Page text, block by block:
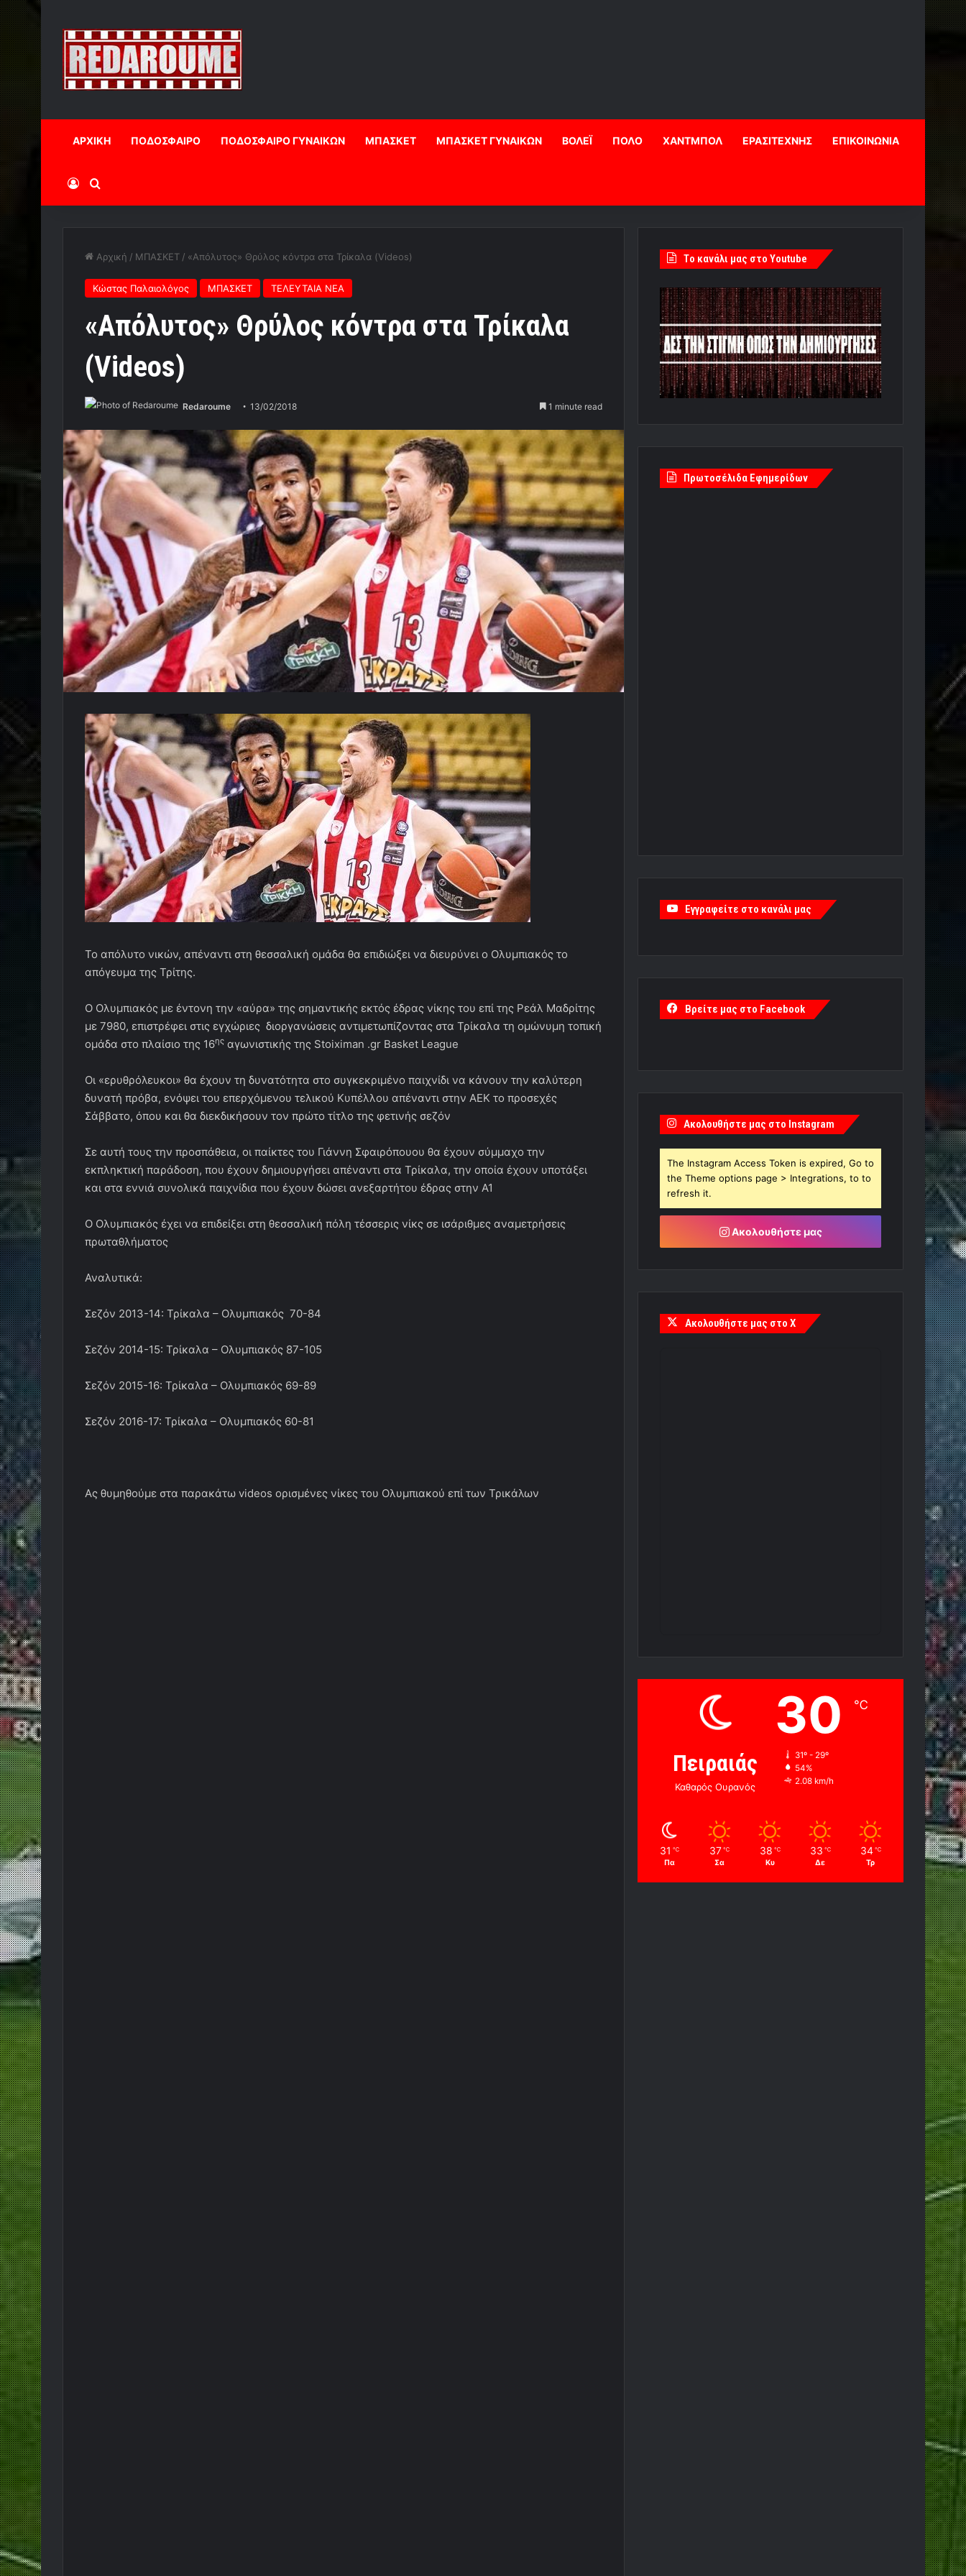
ΑΡΧΙΚΗ ΠΟΔΟΣΦΑΙΡΟ ΠΟΔΟΣΦΑΙΡΟ ΓΥΝΑΙΚΩΝ ΜΠΑΣΚΕΤ ΜΠΑΣΚΕΤ ΓΥΝΑΙΚΩΝ ΒΟΛΕΪ ΠΟΛΟ ΧΑΝΤΜΠΟΛ ΕΡΑΣΙΤΕΧΝΗΣ ΕΠΙΚΟΙΝΩΝΙΑ
Log InΑναζήτηση
Αρχική / ΜΠΑΣΚΕΤ / «Απόλυτος» Θρύλος κόντρα στα Τρίκαλα (Videos)
Κώστας Παλαιολόγος ΜΠΑΣΚΕΤ ΤΕΛΕΥΤΑΙΑ ΝΕΑ
«Απόλυτος» Θρύλος κόντρα στα Τρίκαλα
(Videos)
Redaroume 13/02/2018 1 minute read
Το απόλυτο νικών, απέναντι στη θεσσαλική ομάδα θα επιδιώξει να διευρύνει ο Ολυμπιακός το
απόγευμα της Τρίτης.
Ο Ολυμπιακός με έντονη την «αύρα» της σημαντικής εκτός έδρας νίκης του επί της Ρεάλ Μαδρίτης
με 7980, επιστρέφει στις εγχώριες διοργανώσεις αντιμετωπίζοντας στα Τρίκαλα τη ομώνυμη τοπική
ομάδα στο πλαίσιο της 16ης αγωνιστικής της Stoiximan .gr Basket League
Οι «ερυθρόλευκοι» θα έχουν τη δυνατότητα στο συγκεκριμένο παιχνίδι να κάνουν την καλύτερη
δυνατή πρόβα, ενόψει του επερχόμενου τελικού Κυπέλλου απέναντι στην ΑΕΚ το προσεχές
Σάββατο, όπου και θα διεκδικήσουν τον πρώτο τίτλο της φετινής σεζόν
Σε αυτή τους την προσπάθεια, οι παίκτες του Γιάννη Σφαιρόπουου θα έχουν σύμμαχο την
εκπληκτική παράδοση, που έχουν δημιουργήσει απέναντι στα Τρίκαλα, την οποία έχουν υποτάξει
και στα εννιά συνολικά παιχνίδια που έχουν δώσει ανεξαρτήτου έδρας στην Α1
Ο Ολυμπιακός έχει να επιδείξει στη θεσσαλική πόλη τέσσερις νίκς σε ισάριθμες αναμετρήσεις
πρωταθλήματος
Αναλυτικά:
Σεζόν 2013-14: Τρίκαλα – Ολυμπιακός 70-84
Σεζόν 2014-15: Τρίκαλα – Ολυμπιακός 87-105
Σεζόν 2015-16: Τρίκαλα – Ολυμπιακός 69-89
Σεζόν 2016-17: Τρίκαλα – Ολυμπιακός 60-81
Ας θυμηθούμε στα παρακάτω videos ορισμένες νίκες του Ολυμπιακού επί των Τρικάλων
Tο κανάλι μας στο Youtube
Πρωτοσέλιδα Εφημερίδων
Εγγραφείτε στο κανάλι μας
Βρείτε μας στο Facebook
Ακολουθήστε μας στο Instagram
The Instagram Access Token is expired, Go to
the Theme options page > Integrations, to to
refresh it.
Ακολουθήστε μας
Ακολουθήστε μας στο X
Πειραιάς
Καθαρός Ουρανός
30 ℃
31º - 29º
54%
2.08 km/h
31 ℃
Πα
37 ℃
Σα
38 ℃
Κυ
33 ℃
Δε
34 ℃
Τρ